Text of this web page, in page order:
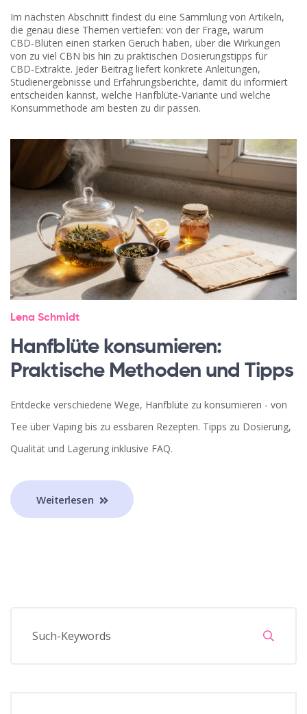
Im nächsten Abschnitt findest du eine Sammlung von Artikeln,
die genau diese Themen vertiefen: von der Frage, warum
CBD‑Blüten einen starken Geruch haben, über die Wirkungen
von zu viel CBN bis hin zu praktischen Dosierungstipps für
CBD‑Extrakte. Jeder Beitrag liefert konkrete Anleitungen,
Studienergebnisse und Erfahrungsberichte, damit du informiert
entscheiden kannst, welche Hanfblüte‑Variante und welche
Konsummethode am besten zu dir passen.
Lena Schmidt
Hanfblüte konsumieren:
Praktische Methoden und Tipps
Entdecke verschiedene Wege, Hanfblüte zu konsumieren - von
Tee über Vaping bis zu essbaren Rezepten. Tipps zu Dosierung,
Qualität und Lagerung inklusive FAQ.
Weiterlesen